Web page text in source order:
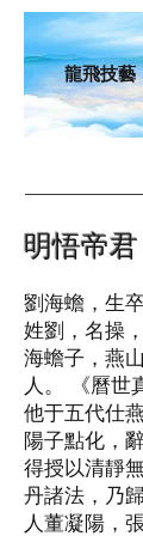
龍飛技藝
明悟帝
劉海蟾，生
姓劉，名操
海蟾子，燕
人。 《曆世
他于五代仕
陽子點化，
得授以清靜
丹諸法，乃
人董凝陽，